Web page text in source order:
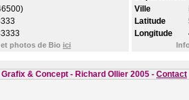
photos de Bio ici
Ville
Latitude
Longitude
Grafix & Concept - Richard Ollier 2005 - Contact